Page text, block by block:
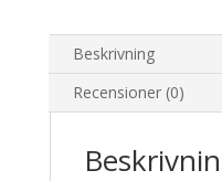
Beskrivning
Recensioner (0)